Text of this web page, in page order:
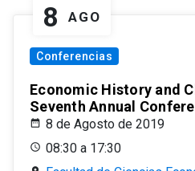
8 AGO
Conferencias
Economic History and
Seventh Annual
8 de Agosto de 2019
08:30 a 17:30